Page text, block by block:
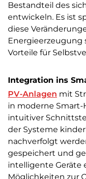
Bestandteil des
entwickeln. Es ist
diese
Energieerzeugung
Vorteile für
Integration ins
PV-Anlagen mit
in moderne
intuitiver
der Systeme
nachverfolgt
gespeichert und
intelligente Geräte
Möglichkeiten zur